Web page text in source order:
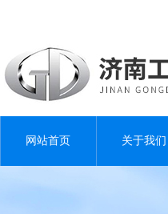
网站首页 关于我们